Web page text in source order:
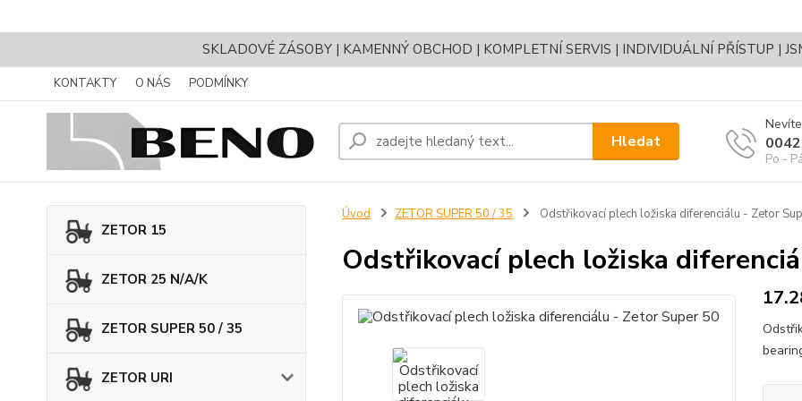
SKLADOVÉ ZÁSOBY | KAMENNÝ OBCHOD | KOMPLETNÍ SERVIS | INDIVIDUÁLNÍ PŘÍSTUP |
KONTAKTY O NÁS PODMÍNKY
Hledat
Po -
ZETOR 15
ZETOR 25 N/A/K
ZETOR SUPER 50 / 35
ZETOR URI
Úvod ZETOR SUPER 50 / 35 Odstřikovací plech ložiska diferenciálu - Zetor
Odstřikovací plech ložiska